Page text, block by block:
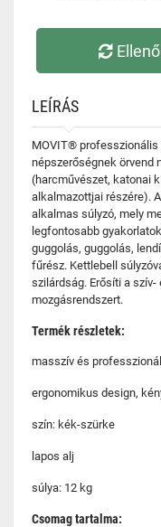
LEÍRÁS
MOVIT® professzionális
népszerőségnek örvend
(harcművészet, katonai
alkalmazottjai részére).
alkalmas súlyzó, mely
legfontosabb
guggolás, guggolás,
fűrész. Kettlebell
szilárdság. Erősíti a
mozgásrendszert.
Termék részletek:
masszív és
ergonomikus design,
szín: kék-szürke
lapos alj
súlya: 12 kg
Csomag tartalma: